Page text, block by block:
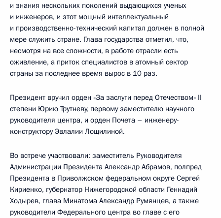
и знания нескольких поколений выдающихся ученых
и инженеров, и этот мощный интеллектуальный
и производственно-технический капитал должен в полной
мере служить стране. Глава государства отметил, что,
несмотря на все сложности, в работе отрасли есть
оживление, а приток специалистов в атомный сектор
страны за последнее время вырос в 10 раз.
Президент вручил орден «За заслуги перед Отечеством» II
степени Юрию Трутневу, первому заместителю научного
руководителя центра, и орден Почета – инженеру-
конструктору Эвлалии Лощилиной.
Во встрече участвовали: заместитель Руководителя
Администрации Президента Александр Абрамов, полпред
Президента в Приволжском федеральном округе Сергей
Кириенко, губернатор Нижегородской области Геннадий
Ходырев, глава Минатома Александр Румянцев, а также
руководители Федерального центра во главе с его